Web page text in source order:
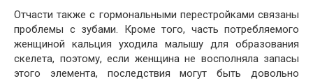
Отчасти также с гормональными перестройками связаны
проблемы с зубами. Кроме того, часть потребляемого
женщиной кальция уходила малышу для образования
скелета, поэтому, если женщина не восполняла запасы
этого элемента, последствия могут быть довольно